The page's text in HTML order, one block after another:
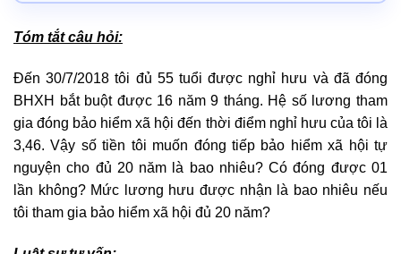
Tóm tắt câu hỏi:
Đến 30/7/2018 tôi đủ 55 tuổi được nghỉ hưu và đã đóng
BHXH bắt buột được 16 năm 9 tháng. Hệ số lương tham
gia đóng bảo hiểm xã hội đến thời điểm nghỉ hưu của tôi là
3,46. Vậy số tiền tôi muốn đóng tiếp bảo hiểm xã hội tự
nguyện cho đủ 20 năm là bao nhiêu? Có đóng được 01
lần không? Mức lương hưu được nhận là bao nhiêu nếu
tôi tham gia bảo hiểm xã hội đủ 20 năm?